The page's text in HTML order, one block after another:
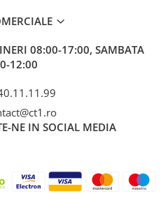
08:00-17:00, SAMBATA
12:00
NE IN SOCIAL MEDIA